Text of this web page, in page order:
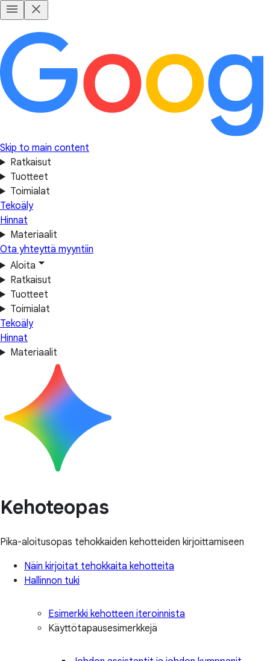
Skip to main content
Ratkaisut
Tuotteet
Toimialat
Tekoäly
Hinnat
Materiaalit
Ota yhteyttä myyntiin
Aloita
Ratkaisut
Tuotteet
Toimialat
Tekoäly
Hinnat
Materiaalit
Kehoteopas
Pika-aloitusopas tehokkaiden kehotteiden kirjoittamiseen
Näin kirjoitat tehokkaita kehotteita
Hallinnon tuki
Esimerkki kehotteen iteroinnista
Käyttötapausesimerkkejä